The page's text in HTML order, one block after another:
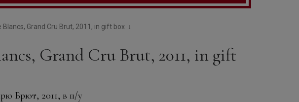
Grand Cru Brut, 2011, in gift box
Grand Cru Brut, 2011, in gift
Брют, 2011, в п/у